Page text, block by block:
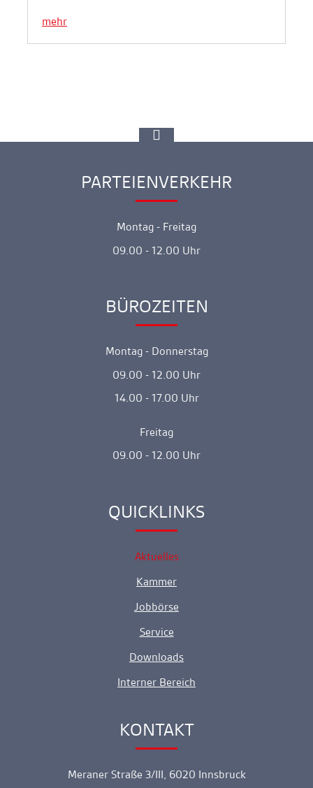
mehr
Ankerlink
PARTEIENVERKEHR
Montag - Freitag
09.00 - 12.00 Uhr
Ankerlink
BÜROZEITEN
Montag - Donnerstag
09.00 - 12.00 Uhr
14.00 - 17.00 Uhr
Freitag
09.00 - 12.00 Uhr
Ankerlink
QUICKLINKS
Aktuelles
Kammer
Jobbörse
Service
Downloads
Interner Bereich
Ankerlink
KONTAKT
Meraner Straße 3/III, 6020 Innsbruck
zur